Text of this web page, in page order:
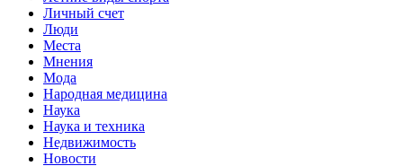
Личный счет
Люди
Места
Мнения
Мода
Народная медицина
Наука
Наука и техника
Недвижимость
Новости